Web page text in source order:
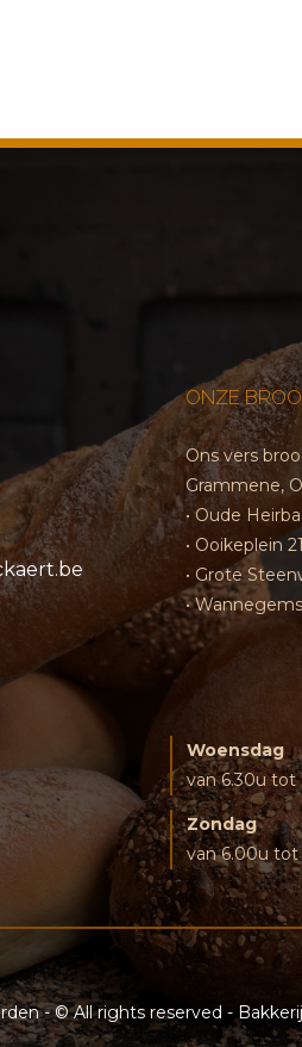
ONZE
Ons vers
Grammene,
• Oude
• Ooikeplein
• Grote
•
Woensdag
van 6.30u tot
Zondag
van 6.00u tot
- © All rights reserved -